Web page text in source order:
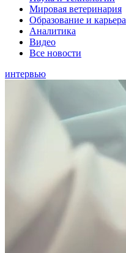
Мировая ветеринария
Образование и карьера
Аналитика
Видео
Все новости
интервью